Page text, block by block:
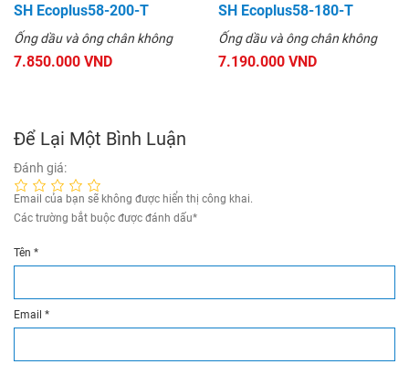
SH Ecoplus58-200-T
Ống dầu và ông chân không
7.850.000 VND
SH Ecoplus58-180-T
Ống dầu và ông chân không
7.190.000 VND
Để Lại Một Bình Luận
Đánh giá:
Email của bạn sẽ không được hiển thị công khai.
Các trường bắt buộc được đánh dấu*
Tên *
Email *